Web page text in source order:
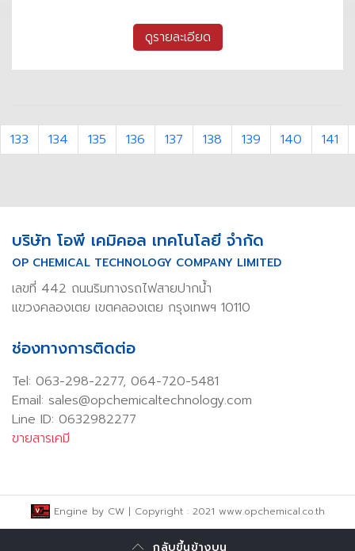
ดูรายละเอียด
133 134 135 136 137 138 139 140 141
บริษัท โอพี เคมิคอล เทคโนโลยี จำกัด
OP CHEMICAL TECHNOLOGY COMPANY LIMITED
เลขที่ 442 ถนนริมทางรถไฟสายปากน้ำ
แขวงคลองเตย เขตคลองเตย กรุงเทพฯ 10110
ช่องทางการติดต่อ
Tel: 063-298-2277, 064-720-5481
Email: sales@opchemicaltechnology.com
Line ID: 0632982277
ขายสารเคมี
Engine by CW| Copyright : 2021 www.opchemical.co.th
กลับขึ้นข้างบน